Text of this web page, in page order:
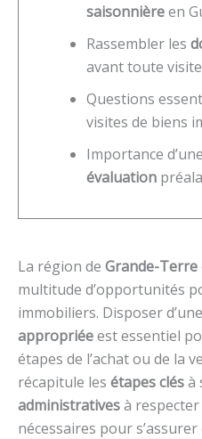
saisonnièreen
Rassembler les
avant toute
Questions
visites de biens
Importance
évaluation
La région de Grande-Terre
multitude d’opportunités
immobiliers. Disposer d’une
appropriéeest essentiel
étapes de l’achat ou de la
récapitule les étapes clésà
administrativesà
nécessaires pour